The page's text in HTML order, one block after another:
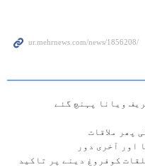
ویانا پہنچ گئے
پھر ملاقات
اور آخری دور
کوفروغ دینے پر تاکید